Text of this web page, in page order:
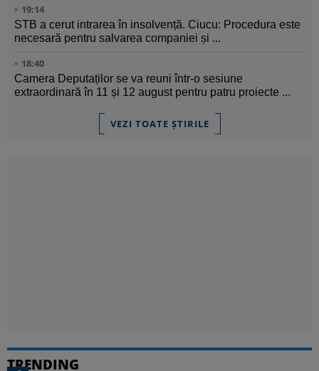
19:14
STB a cerut intrarea în insolvență. Ciucu: Procedura este
necesară pentru salvarea companiei și ...
18:40
Camera Deputaților se va reuni într-o sesiune
extraordinară în 11 și 12 august pentru patru proiecte ...
VEZI TOATE ȘTIRILE
TRENDING